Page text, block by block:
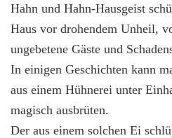
Hahn und Hahn-Hausgeist
Haus vor drohendem Unheil,
ungebetene Gäste und
In einigen Geschichten kann
aus einem Hühnerei unter
magisch ausbrüten.
Der aus einem solchen Ei